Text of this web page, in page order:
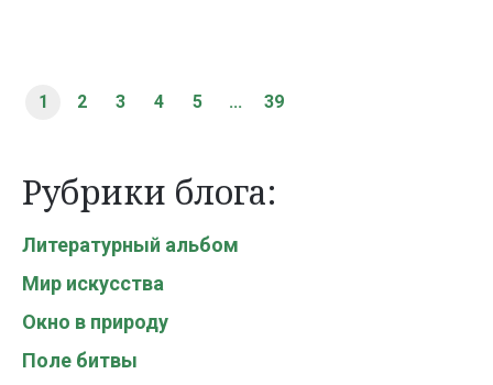
1 2 3 4 5 ... 39
Рубрики блога:
Литературный альбом
Мир искусства
Окно в природу
Поле битвы